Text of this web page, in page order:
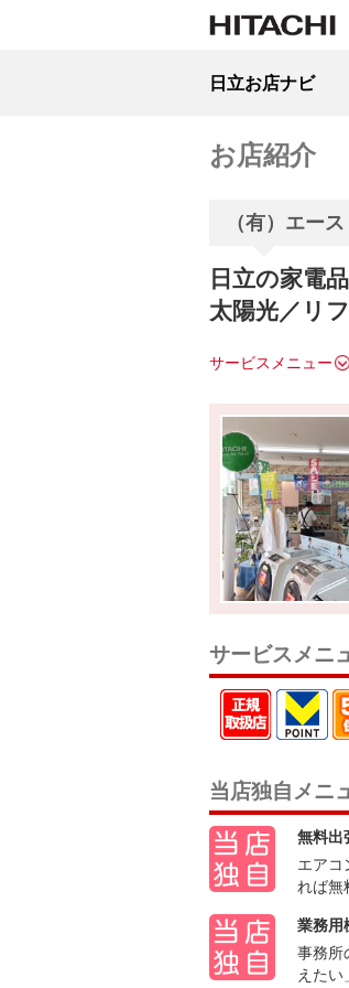
日立お店ナビ
お店紹介
（有）エース
日立の家電
太陽光／リ
サービスメニュー
サービスメニ
当店独自メニ
無料出
エアコ
れば無
業務用
事務所
えたい